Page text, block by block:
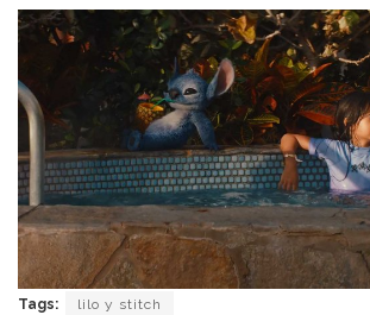
Tags: lilo y stitch